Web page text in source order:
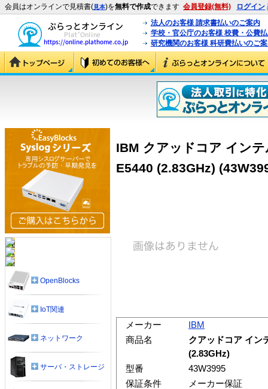
会員はオンラインで見積書(見本)を無料で作成できます 会員登録(無料) ログイン
法人のお客様 請求書払いのご案内
学校・官公庁のお客様 校費・公費
研究機関のお客様 科研費払いのご
IBM クアッドコア イン
E5440 (2.83GHz)
メーカー
IBM
商品名
クアッドコア イン
(2.83GHz)
型番
43W3995
保証条件
メーカー保証
OpenBlocks
IoT関連
ネットワーク
サーバ・ストレージ